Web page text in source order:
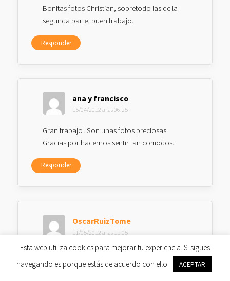
Bonitas fotos Christian, sobretodo las de la
segunda parte, buen trabajo.
Responder
ana y francisco
15/04/2012 a las 06:25
Gran trabajo! Son unas fotos preciosas.
Gracias por hacernos sentir tan comodos.
Responder
OscarRuizTome
11/05/2012 a las 11:05
Muy buenas fotos, me encanta eso tono
cálido que tiene toda la serie.
Esta web utiliza cookies para mejorar tu experiencia. Si sigues
navegando es porque estás de acuerdo con ello.
ACEPTAR